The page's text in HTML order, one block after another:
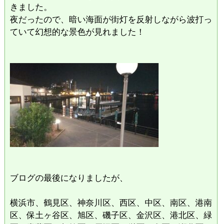
きました。
夜だったので、暗い海面が街灯を反射しながら波打っ
ていて幻想的な景色が見れました！
ブログの最後になりましたが、
横浜市、鶴見区、神奈川区、西区、中区、南区、港南
区、保土ヶ谷区、旭区、磯子区、金沢区、港北区、緑